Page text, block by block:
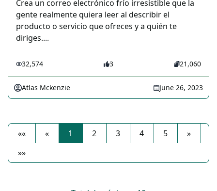
Crea un correo electrónico frío irresistible que la
gente realmente quiera leer al describir el
producto o servicio que ofreces y a quién te
diriges....
32,574 3 21,060
Atlas Mckenzie June 26, 2023
«« « 1 2 3 4 5
»
»»